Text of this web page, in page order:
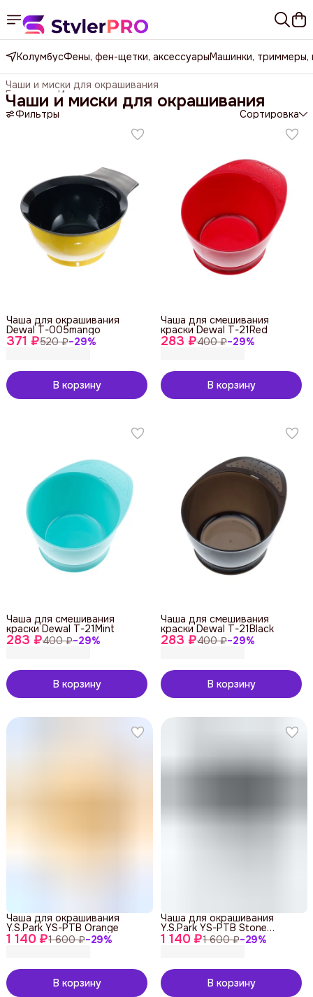
КолумбусФены, фен-щетки, аксессуарыМашинки, триммеры,
Чаши и миски для окрашивания
Инструменты для окрашивания ›
Главная
Чаши и миски для окрашивания
Фильтры Сортировка
371 ₽520 ₽−29%
Чаша для окрашивания
Dewal T-005mango
В корзину
283 ₽400 ₽−29%
Чаша для смешивания
краски Dewal T-21Red
В корзину
283 ₽400 ₽−29%
Чаша для смешивания
краски Dewal T-21Mint
В корзину
283 ₽400 ₽−29%
Чаша для смешивания
краски Dewal T-21Black
В корзину
1 140 ₽1 600 ₽−29%
Чаша для окрашивания
Y.S.Park YS-PTB Orange
В корзину
1 140 ₽1 600 ₽−29%
Чаша для окрашивания
Y.S.Park YS-PTB Stone
Graphite
В корзину